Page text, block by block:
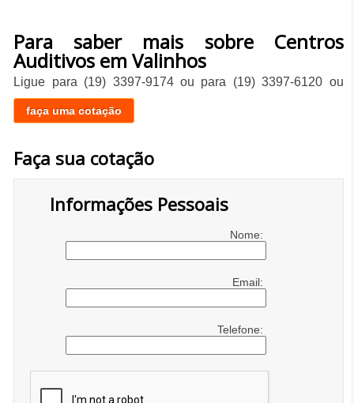
Para saber mais sobre Centros
Auditivos em Valinhos
Ligue para (19) 3397-9174ou para (19) 3397-6120 ou
faça uma cotação
Faça sua cotação
Informações Pessoais
Nome:
Email:
Telefone: